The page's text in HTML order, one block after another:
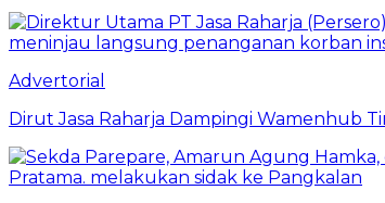
Advertorial
Dirut Jasa Raharja Dampingi Wamenhub